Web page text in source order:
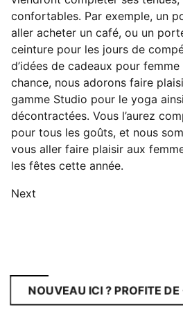
confortables. Par exemple, un
aller acheter un café, ou un
ceinture pour les jours de
d’idées de cadeaux pour
chance, nous adorons faire
gamme Studio pour le yoga
décontractées. Vous l’aurez
pour tous les goûts, et nous
vous aller faire plaisir aux
les fêtes cette année.
Next
NOUVEAU ICI ? PROFITE